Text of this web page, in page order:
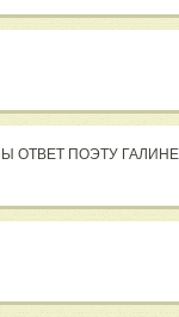
ОТВЕТ ПОЭТУ ГАЛИНЕ